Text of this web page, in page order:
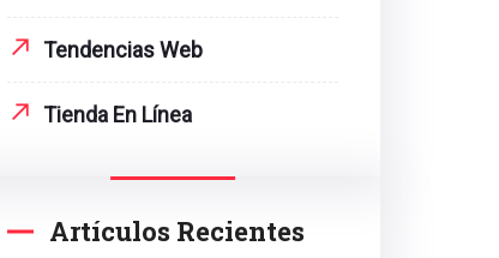
Tendencias Web
Tienda En Línea
Artículos Recientes